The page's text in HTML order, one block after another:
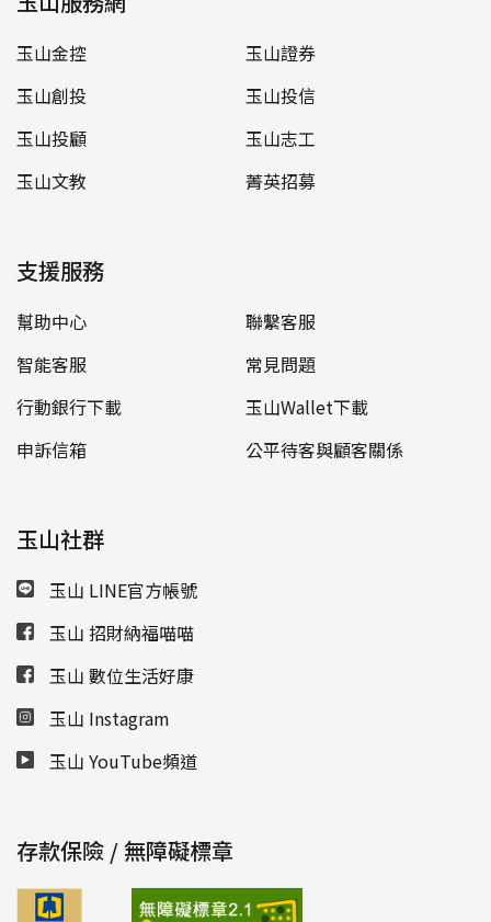
玉山金控
玉山證券
玉山創投
玉山投信
玉山投顧
玉山志工
玉山文教
菁英招募
支援服務
幫助中心
聯繫客服
智能客服
常見問題
行動銀行下載
玉山Wallet下載
申訴信箱
公平待客與顧客關係
玉山社群
玉山 LINE官方帳號
玉山 招財納福喵喵
玉山 數位生活好康
玉山 Instagram
玉山 YouTube頻道
存款保險 / 無障礙標章